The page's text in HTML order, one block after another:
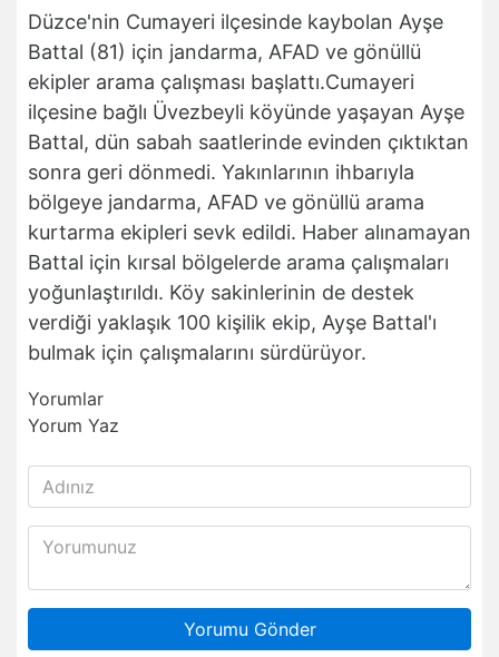
Düzce'nin Cumayeri ilçesinde kaybolan Ayşe
Battal (81) için jandarma, AFAD ve gönüllü
ekipler arama çalışması başlattı.Cumayeri
ilçesine bağlı Üvezbeyli köyünde yaşayan Ayşe
Battal, dün sabah saatlerinde evinden çıktıktan
sonra geri dönmedi. Yakınlarının ihbarıyla
bölgeye jandarma, AFAD ve gönüllü arama
kurtarma ekipleri sevk edildi. Haber alınamayan
Battal için kırsal bölgelerde arama çalışmaları
yoğunlaştırıldı. Köy sakinlerinin de destek
verdiği yaklaşık 100 kişilik ekip, Ayşe Battal'ı
bulmak için çalışmalarını sürdürüyor.
Yorumlar
Yorum Yaz
Yorumu Gönder